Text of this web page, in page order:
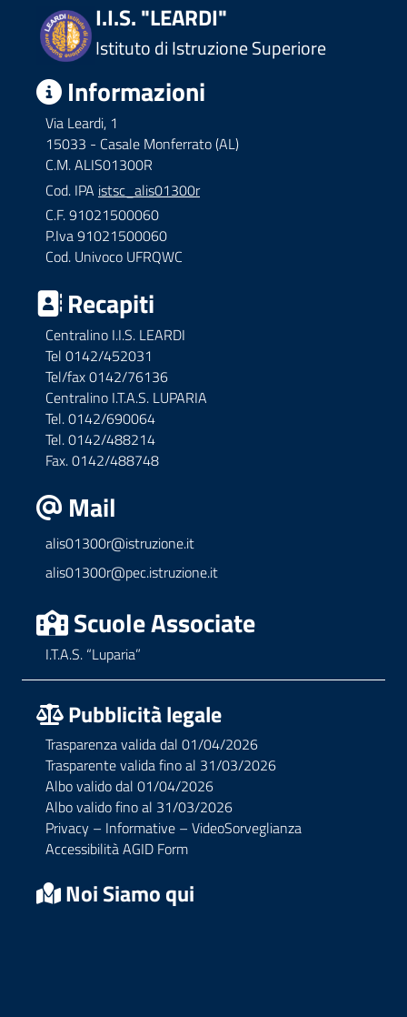
I.I.S. "LEARDI"
Istituto di Istruzione Superiore
Informazioni
Via Leardi, 1
15033 - Casale Monferrato (AL)
C.M. ALIS01300R
Cod. IPA istsc_alis01300r
C.F. 91021500060
P.Iva 91021500060
Cod. Univoco UFRQWC
Recapiti
Centralino I.I.S. LEARDI
Tel 0142/452031
Tel/fax 0142/76136
Centralino I.T.A.S. LUPARIA
Tel. 0142/690064
Tel. 0142/488214
Fax. 0142/488748
Mail
alis01300r@istruzione.it
alis01300r@pec.istruzione.it
Scuole Associate
I.T.A.S. “Luparia”
Pubblicità legale
Trasparenza valida dal 01/04/2026
Trasparente valida fino al 31/03/2026
Albo valido dal 01/04/2026
Albo valido fino al 31/03/2026
Privacy – Informative – VideoSorveglianza
Accessibilità AGID Form
Noi Siamo qui